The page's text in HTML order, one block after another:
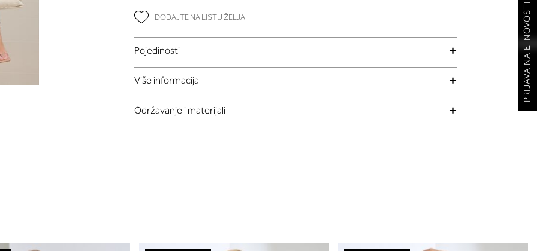
DODAJTE NA LISTU ŽELJA
Pojedinosti
Više informacija
Održavanje i materijali
PRIJAVA NA E-NOVOSTI